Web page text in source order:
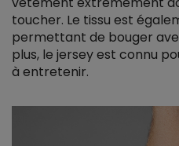
toucher. Le tissu est
permettant de bouger
plus, le jersey est connu
à entretenir.